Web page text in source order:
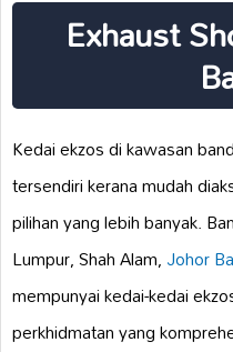
Exhaust
Kedai ekzos di kawasan
tersendiri kerana mudah
pilihan yang lebih banyak.
Lumpur, Shah Alam,Johor
mempunyai kedai-kedai
perkhidmatan yang